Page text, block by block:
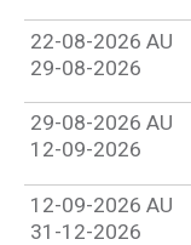
22-08-2026 AU
29-08-2026
29-08-2026 AU
12-09-2026
12-09-2026 AU
31-12-2026